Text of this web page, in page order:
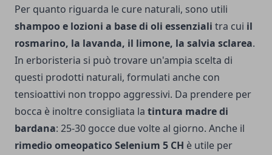
Per quanto riguarda le cure naturali, sono utili
shampoo e lozioni a base di oli essenziali tra cui il
rosmarino, la lavanda, il limone, la salvia sclarea.
In erboristeria si può trovare un'ampia scelta di
questi prodotti naturali, formulati anche con
tensioattivi non troppo aggressivi. Da prendere per
bocca è inoltre consigliata la tintura madre di
bardana: 25-30 gocce due volte al giorno. Anche il
rimedio omeopatico Selenium 5 CH è utile per